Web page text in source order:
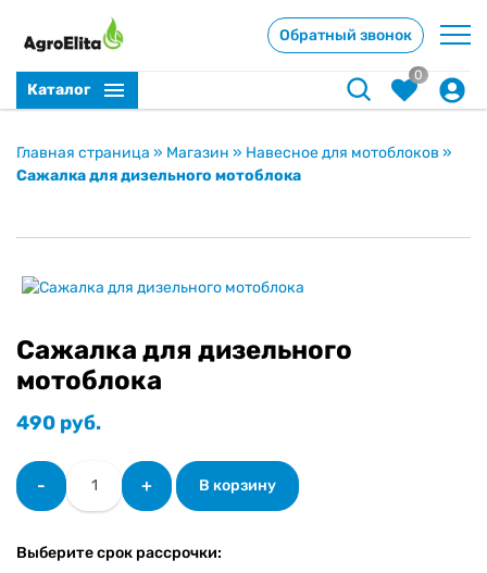
Обратный звонок
Каталог
0
Главная страница » Магазин » Навесное для мотоблоков »
Сажалка для дизельного мотоблока
Сажалка для дизельного
мотоблока
490 руб.
-
Количество
товара
Сажалка
дизельного
+ В корзину
Выберите срок рассрочки: